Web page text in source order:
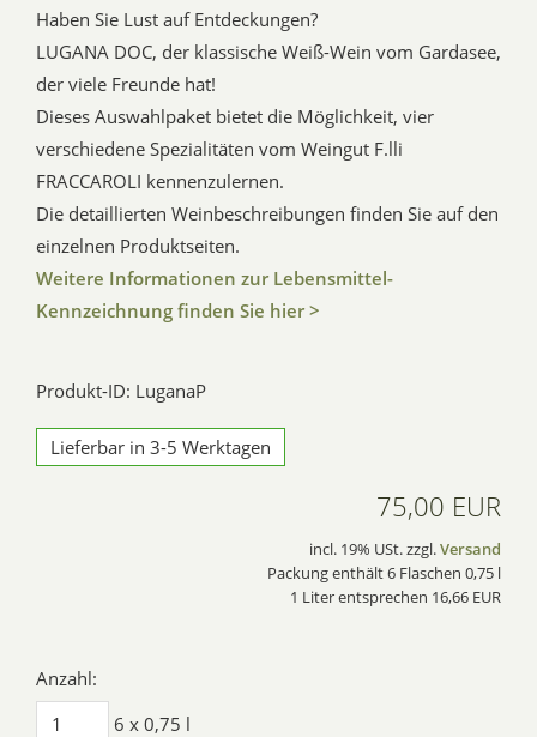
Haben Sie Lust auf Entdeckungen?
LUGANA DOC, der klassische Weiß-Wein vom Gardasee,
der viele Freunde hat!
Dieses Auswahlpaket bietet die Möglichkeit, vier
verschiedene Spezialitäten vom Weingut F.lli
FRACCAROLI kennenzulernen.
Die detaillierten Weinbeschreibungen finden Sie auf den
einzelnen Produktseiten.
Weitere Informationen zur Lebensmittel-
Kennzeichnung finden Sie hier >
Produkt-ID: LuganaP
Lieferbar in 3-5 Werktagen
75,00 EUR
incl. 19% USt. zzgl.Versand
Packung enthält 6 Flaschen 0,75 l
1 Liter entsprechen 16,66 EUR
Anzahl:
6 x 0,75 l